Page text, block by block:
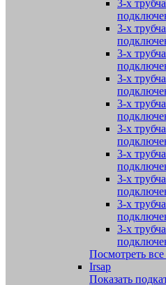
3-х
3-х
3-х
3-х
3-х
3-х
3-х
3-х
3-х
3-х
Посмотреть
Irsap
Показать